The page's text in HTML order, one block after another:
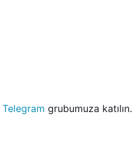
Telegram grubumuza katılın.